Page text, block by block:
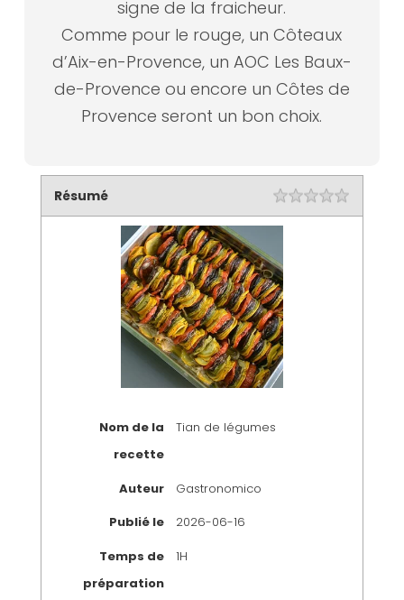
signe de la fraicheur.
Comme pour le rouge, un Côteaux
d’Aix-en-Provence, un AOC Les Baux-
de-Provence ou encore un Côtes de
Provence seront un bon choix.
Résumé
Nom de la
recette
Tian de légumes
Auteur
Gastronomico
Publié le
2026-06-16
Temps de
préparation
1H